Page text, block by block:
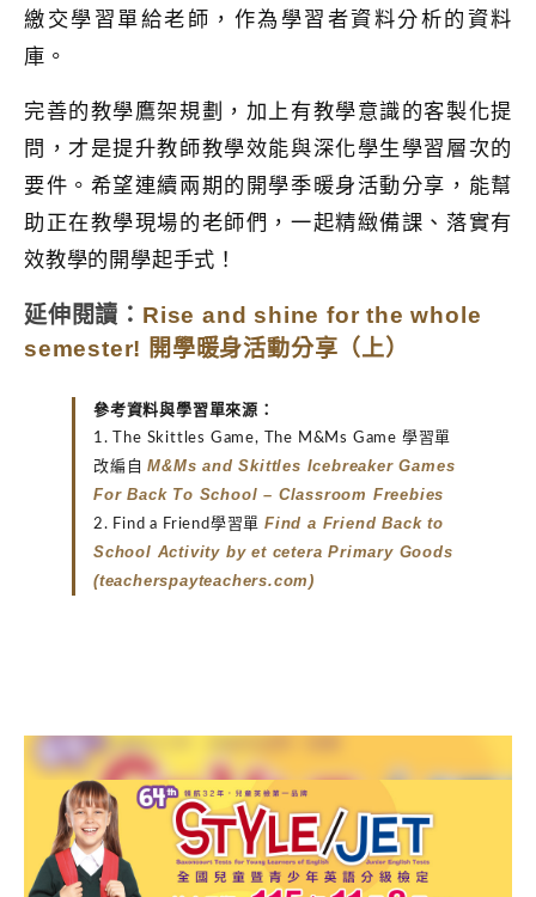
繳交學習單給老師，作為學習者資料分析的資料
庫。
完善的教學鷹架規劃，加上有教學意識的客製化提
問，才是提升教師教學效能與深化學生學習層次的
要件。希望連續兩期的開學季暖身活動分享，能幫
助正在教學現場的老師們，一起精緻備課、落實有
效教學的開學起手式！
延伸閱讀 ： Rise and shine for the whole
semester! 開學暖身活動分享（上）
參考資料與學習單來源：
1. The Skittles Game, The M&Ms Game 學習單
改編自M&Ms and Skittles Icebreaker Games
For Back To School – Classroom Freebies
2. Find a Friend學習單Find a Friend Back to
School Activity by et cetera Primary Goods
(teacherspayteachers.com)